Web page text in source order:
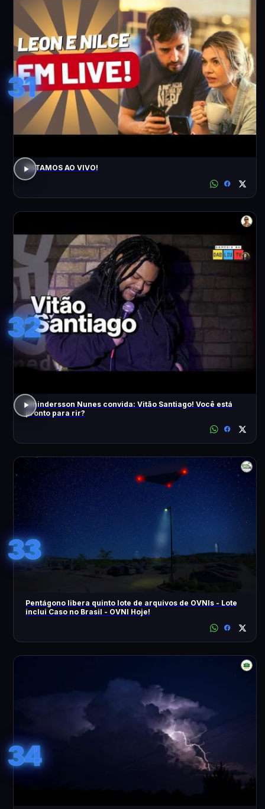
31
ESTAMOS AO VIVO!
32
Whindersson Nunes convida: Vitão Santiago! Você está
pronto para rir?
33
Pentágono libera quinto lote de arquivos de OVNIs - Lote
inclui Caso no Brasil - OVNI Hoje!
34